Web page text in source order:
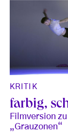
KRITIK
farbig,
Filmversion
„Grauzonen“